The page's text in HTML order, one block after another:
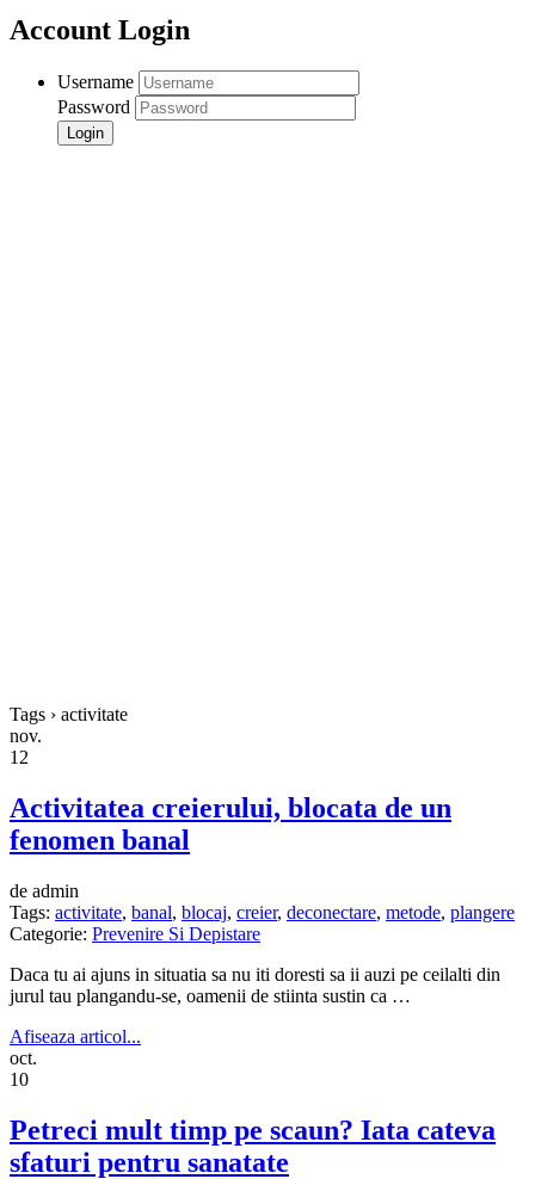
Account Login
Username
Password
Tags › activitate
nov.
12
Activitatea creierului, blocata de un
fenomen banal
de admin
Tags: activitate, banal, blocaj, creier, deconectare, metode, plangere
Categorie: Prevenire Si Depistare
Daca tu ai ajuns in situatia sa nu iti doresti sa ii auzi pe ceilalti din
jurul tau plangandu-se, oamenii de stiinta sustin ca …
Afiseaza articol...
oct.
10
Petreci mult timp pe scaun? Iata cateva
sfaturi pentru sanatate